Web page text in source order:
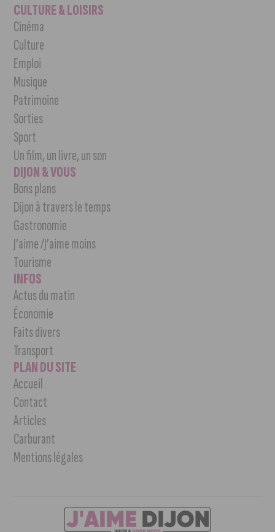
CULTURE & LOISIRS
Cinéma
Culture
Emploi
Musique
Patrimoine
Sorties
Sport
Un film, un livre, un son
DIJON & VOUS
Bons plans
Dijon à travers le temps
Gastronomie
J’aime /J’aime moins
Tourisme
INFOS
Actus du matin
Économie
Faits divers
Transport
PLAN DU SITE
Accueil
Contact
Articles
Carburant
Mentions légales